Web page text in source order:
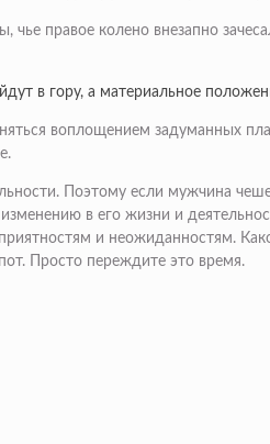
правое колено внезапно
в гору, а материальное
воплощением задуманных
Поэтому если мужчина
в его жизни и
и неожиданностям.
Просто переждите это время.